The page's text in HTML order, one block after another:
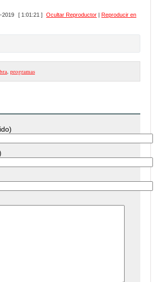
2019 [ 1:01:21 ] Ocultar Reproductor |Reproducir en
programas